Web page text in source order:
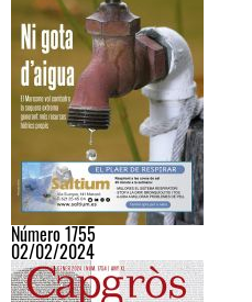
Número 1755
02/02/2024